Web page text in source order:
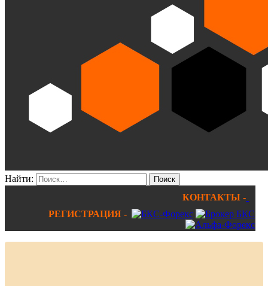
Найти:
КОНТАКТЫ -
РЕГИСТРАЦИЯ -